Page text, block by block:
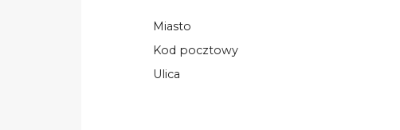
Miasto
Kod pocztowy
Ulica